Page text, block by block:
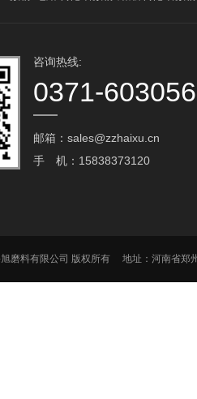
咨询热线:
0371-
邮箱：sales@zzhaixu.cn
手 机：15838373120
旭磨料有限公司 版权所有 地址：河南省